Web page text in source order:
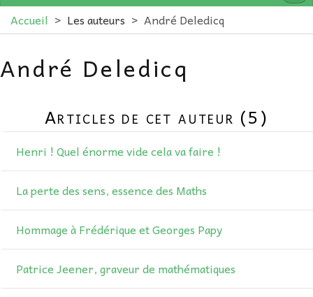
QUI SOMMES-NOUS ?
AU FIL DES MATHS
LIBRAIRIE
Accueil > Les auteurs > André Deledicq
André Deledicq
Articles de cet auteur (5)
Henri ! Quel énorme vide cela va faire !
La perte des sens, essence des Maths
Hommage à Frédérique et Georges Papy
Patrice Jeener, graveur de mathématiques